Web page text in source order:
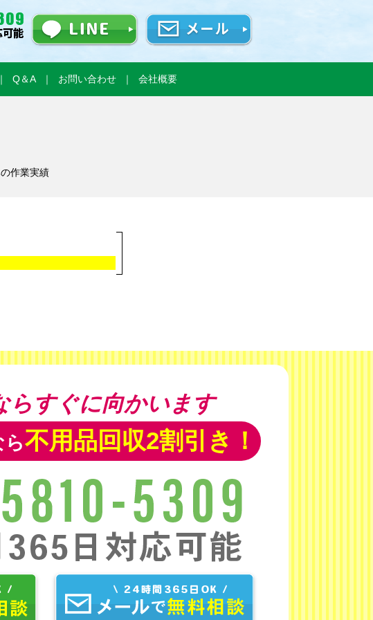
Q＆A お問い合わせ 会社概要
作業実績
らすぐに向かいます
不用品回収2割引き！